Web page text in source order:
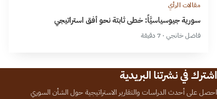
مقالات الرأي
سورية جيوسياسيَّاً: خطى ثابتة نحو أفق استراتيجي
فاضل خانجي · 7 دقيقة
اشترك في نشرتنا البريدية
احصل على أحدث الدراسات والتقارير الاستراتيجية حول الشأن السوري